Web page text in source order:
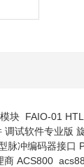
块 FAIO-01
调试软件专业版
脉冲编码器接口
商 ACS800